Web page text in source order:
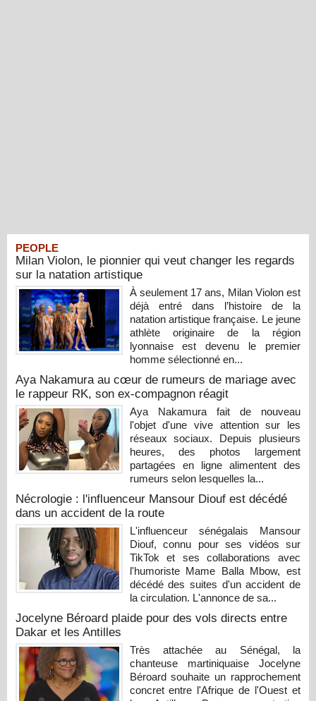
PEOPLE
Milan Violon, le pionnier qui veut changer les regards
sur la natation artistique
À seulement 17 ans, Milan Violon est
déjà entré dans l’histoire de la
natation artistique française. Le jeune
athlète originaire de la région
lyonnaise est devenu le premier
homme sélectionné en...
Aya Nakamura au cœur de rumeurs de mariage avec
le rappeur RK, son ex-compagnon réagit
Aya Nakamura fait de nouveau
l'objet d'une vive attention sur les
réseaux sociaux. Depuis plusieurs
heures, des photos largement
partagées en ligne alimentent des
rumeurs selon lesquelles la...
Nécrologie : l'influenceur Mansour Diouf est décédé
dans un accident de la route
L'influenceur sénégalais Mansour
Diouf, connu pour ses vidéos sur
TikTok et ses collaborations avec
l'humoriste Mame Balla Mbow, est
décédé des suites d'un accident de
la circulation. L'annonce de sa...
Jocelyne Béroard plaide pour des vols directs entre
Dakar et les Antilles
Très attachée au Sénégal, la
chanteuse martiniquaise Jocelyne
Béroard souhaite un rapprochement
concret entre l'Afrique de l'Ouest et